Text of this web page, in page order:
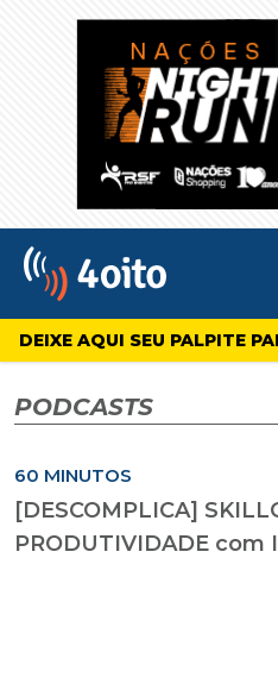
4oito
DEIXE AQUI SEU PALPITE
PODCASTS
60 MINUTOS
[DESCOMPLICA]
PRODUTIVIDADE com